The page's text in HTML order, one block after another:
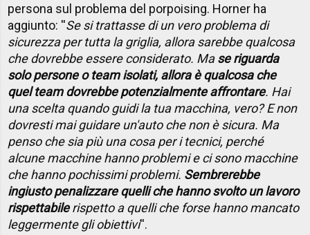
persona sul problema del porpoising. Horner ha
aggiunto: ''Se si trattasse di un vero problema di
sicurezza per tutta la griglia, allora sarebbe qualcosa
che dovrebbe essere considerato. Mase riguarda
solo persone o team isolati, allora è qualcosa che
quel team dovrebbe potenzialmente affrontare. Hai
una scelta quando guidi la tua macchina, vero? E non
dovresti mai guidare un'auto che non è sicura. Ma
penso che sia più una cosa per i tecnici, perché
alcune macchine hanno problemi e ci sono macchine
che hanno pochissimi problemi. Sembrerebbe
ingiusto penalizzare quelli che hanno svolto un lavoro
rispettabilerispetto a quelli che forse hanno mancato
leggermente gli obiettivi''.